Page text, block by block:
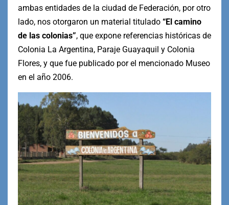
ambas entidades de la ciudad de Federación, por otro
lado, nos otorgaron un material titulado “El camino
de las colonias”, que expone referencias históricas de
Colonia La Argentina, Paraje Guayaquil y Colonia
Flores, y que fue publicado por el mencionado Museo
en el año 2006.